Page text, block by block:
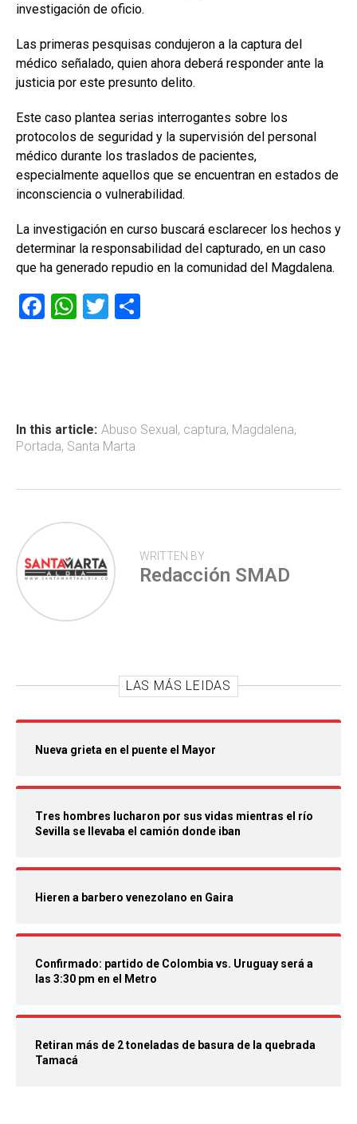
investigación de oficio.
Las primeras pesquisas condujeron a la captura del
médico señalado, quien ahora deberá responder ante la
justicia por este presunto delito.
Este caso plantea serias interrogantes sobre los
protocolos de seguridad y la supervisión del personal
médico durante los traslados de pacientes,
especialmente aquellos que se encuentran en estados de
inconsciencia o vulnerabilidad.
La investigación en curso buscará esclarecer los hechos y
determinar la responsabilidad del capturado, en un caso
que ha generado repudio en la comunidad del Magdalena.
F
ok
W
p
p
T
tir
In this article: Abuso Sexual, captura, Magdalena,
Portada, Santa Marta
WRITTEN BY
Redacción SMAD
LAS MÁS LEIDAS
Nueva grieta en el puente el Mayor
Tres hombres lucharon por sus vidas mientras el río
Sevilla se llevaba el camión donde iban
Hieren a barbero venezolano en Gaira
Confirmado: partido de Colombia vs. Uruguay será a
las 3:30 pm en el Metro
Retiran más de 2 toneladas de basura de la quebrada
Tamacá